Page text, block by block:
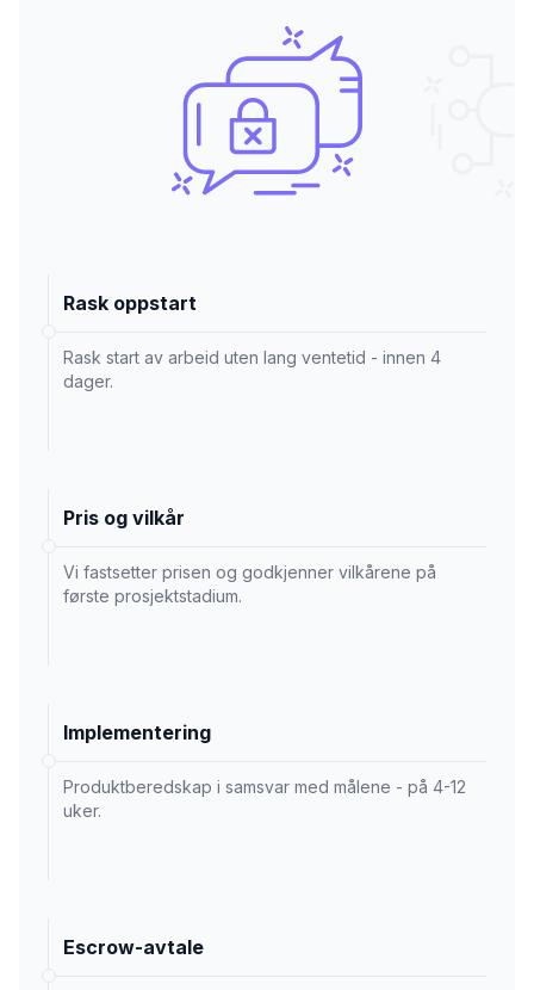
Rask oppstart
Rask start av arbeid uten lang ventetid - innen 4
dager.
Pris og vilkår
Vi fastsetter prisen og godkjenner vilkårene på
første prosjektstadium.
Implementering
Produktberedskap i samsvar med målene - på 4-12
uker.
Escrow-avtale